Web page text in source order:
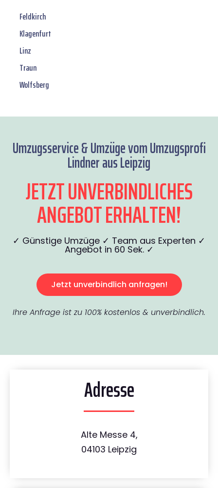
Feldkirch
Klagenfurt
Linz
Traun
Wolfsberg
Umzugsservice & Umzüge vom Umzugsprofi
Lindner aus Leipzig
JETZT UNVERBINDLICHES
ANGEBOT ERHALTEN!
✓ Günstige Umzüge ✓ Team aus Experten ✓
Angebot in 60 Sek. ✓
Jetzt unverbindlich anfragen!
Ihre Anfrage ist zu 100% kostenlos & unverbindlich.
Adresse
Alte Messe 4,
04103 Leipzig